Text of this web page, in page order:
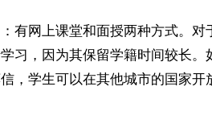
有网上课堂和面授两种方式。
习，因为其保留学籍时间较长
，学生可以在其他城市的国家开